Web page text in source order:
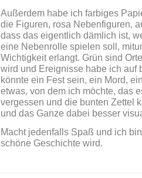
Außerdem habe ich farbiges
die Figuren, rosa Nebenfiguren,
dass das eigentlich dämlich ist,
eine Nebenrolle spielen soll,
Wichtigkeit erlangt. Grün sind
wird und Ereignisse habe ich auf
könnte ein Fest sein, ein Mord,
etwas, von dem ich möchte, das
vergessen und die bunten Zettel
und das Ganze dabei besser
Macht jedenfalls Spaß und ich
schöne Geschichte wird.